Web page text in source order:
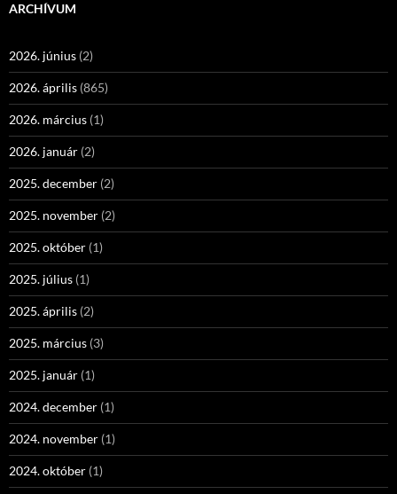
ARCHÍVUM
2026. június (2)
2026. április (865)
2026. március (1)
2026. január (2)
2025. december (2)
2025. november (2)
2025. október (1)
2025. július (1)
2025. április (2)
2025. március (3)
2025. január (1)
2024. december (1)
2024. november (1)
2024. október (1)